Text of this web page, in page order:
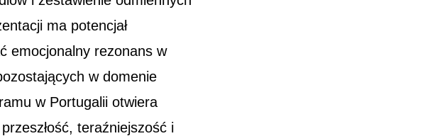
ma potencjał
emocjonalny rezonans w
w domenie
w Portugalii otwiera
teraźniejszość i